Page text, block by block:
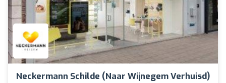
Neckermann Schilde (naar Wijnegem Verhuisd)